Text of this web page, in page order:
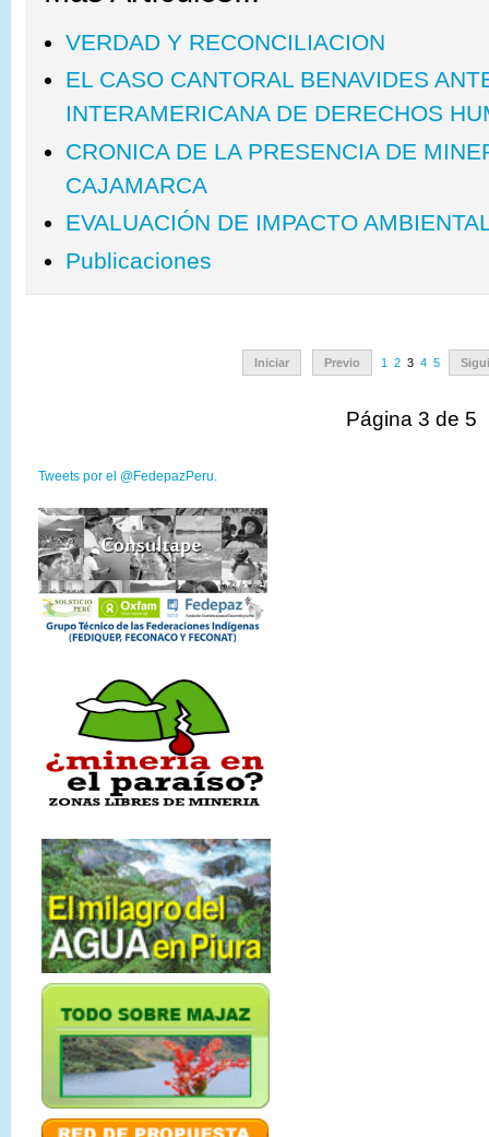
VERDAD Y RECONCILIACION
EL CASO CANTORAL BENAVIDES
INTERAMERICANA DE DERECHOS
CRONICA DE LA PRESENCIA DE
CAJAMARCA
EVALUACIÓN DE IMPACTO
Publicaciones
Iniciar Previo 1 2 3 4 5
Página 3 de 5
Tweets por el @FedepazPeru.